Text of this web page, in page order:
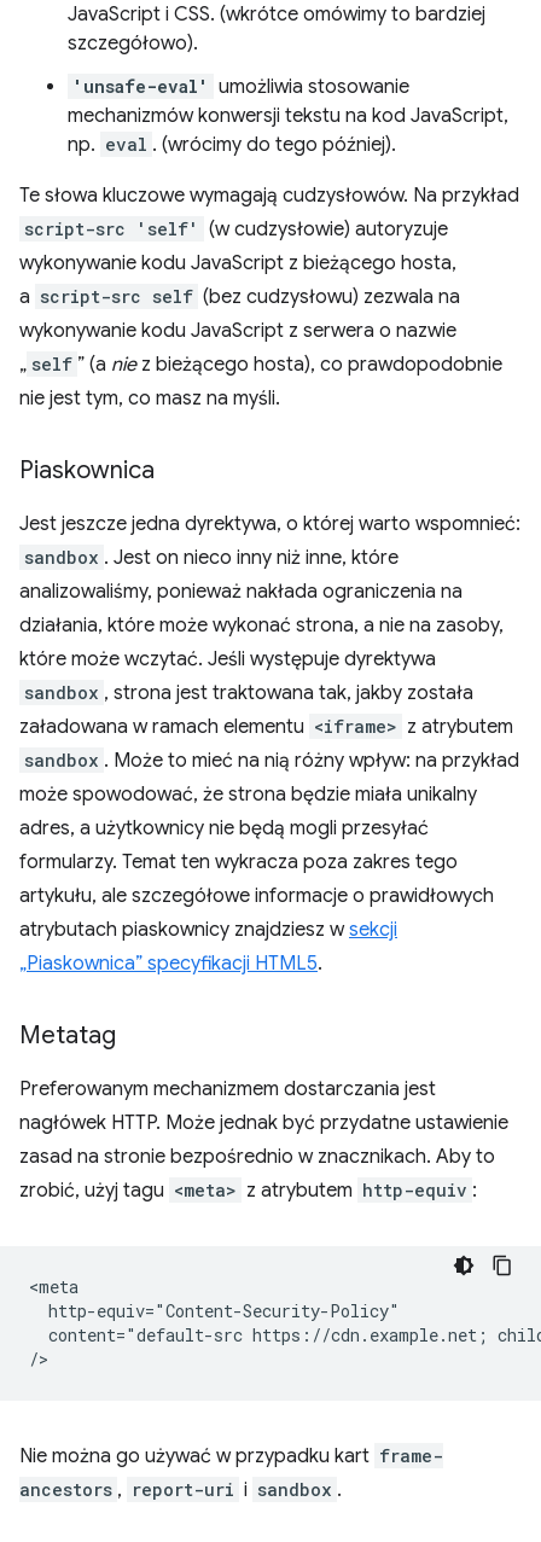
JavaScript i CSS. (wkrótce omówimy to bardziej
szczegółowo).
'unsafe-eval'
umożliwia stosowanie
mechanizmów konwersji tekstu na kod JavaScript,
np. eval . (wrócimy do tego później).
Te słowa kluczowe wymagają cudzysłowów. Na przykład
script-src 'self'
(w cudzysłowie) autoryzuje
wykonywanie kodu JavaScript z bieżącego hosta,
a script-src self (bez cudzysłowu) zezwala na
wykonywanie kodu JavaScript z serwera o nazwie
„ self ” (a niez bieżącego hosta), co prawdopodobnie
nie jest tym, co masz na myśli.
Piaskownica
Jest jeszcze jedna dyrektywa, o której warto wspomnieć:
sandbox . Jest on nieco inny niż inne, które
analizowaliśmy, ponieważ nakłada ograniczenia na
działania, które może wykonać strona, a nie na zasoby,
które może wczytać. Jeśli występuje dyrektywa
sandbox , strona jest traktowana tak, jakby została
załadowana w ramach elementu <iframe> z atrybutem
sandbox . Może to mieć na nią różny wpływ: na przykład
może spowodować, że strona będzie miała unikalny
adres, a użytkownicy nie będą mogli przesyłać
formularzy. Temat ten wykracza poza zakres tego
artykułu, ale szczegółowe informacje o prawidłowych
atrybutach piaskownicy znajdziesz wsekcji
„Piaskownica” specyfikacji HTML5.
Metatag
Preferowanym mechanizmem dostarczania jest
nagłówek HTTP. Może jednak być przydatne ustawienie
zasad na stronie bezpośrednio w znacznikach. Aby to
zrobić, użyj tagu <meta> z atrybutem http-equiv :
<meta
  http-equiv="Content-Security-Policy"
content="default-src https://cdn.example.net;
Nie można go używać w przypadku kart frame-
ancestors , report-uri i sandbox .